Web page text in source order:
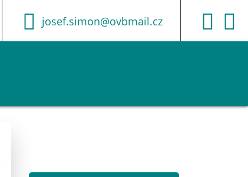
josef.simon@ovbmail.cz